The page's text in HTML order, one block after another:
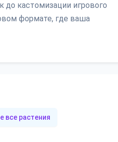
до кастомизации игрового
формате, где ваша
все растения